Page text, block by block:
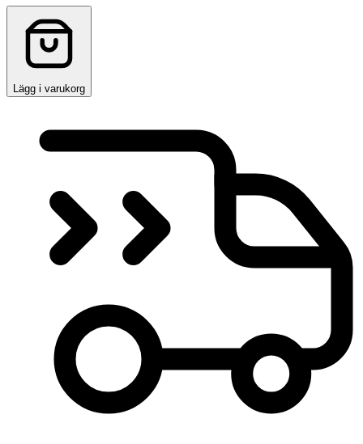
Lägg i varukorg